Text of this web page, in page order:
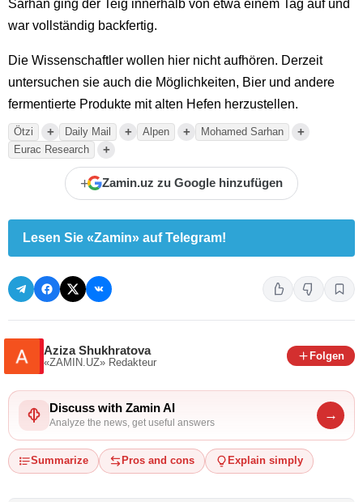
Sarhan ging der Teig innerhalb von etwa einem Tag auf und
war vollständig backfertig.
Die Wissenschaftler wollen hier nicht aufhören. Derzeit
untersuchen sie auch die Möglichkeiten, Bier und andere
fermentierte Produkte mit alten Hefen herzustellen.
Ötzi + Daily Mail + Alpen + Mohamed Sarhan +
Eurac Research +
+ Zamin.uz zu Google hinzufügen
Lesen Sie «Zamin» auf Telegram!
Aziza Shukhratova
«ZAMIN.UZ» Redakteur
Folgen
Discuss with Zamin AI
Analyze the news, get useful answers
→
Summarize Pros and cons Explain simply